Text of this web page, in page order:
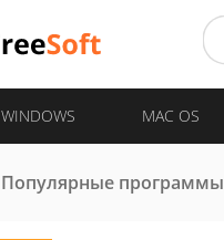
WINDOWS MAC OS
Популярные программы